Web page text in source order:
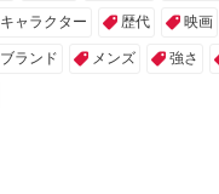
キャラクター 歴代 映画
ブランド メンズ 強さ